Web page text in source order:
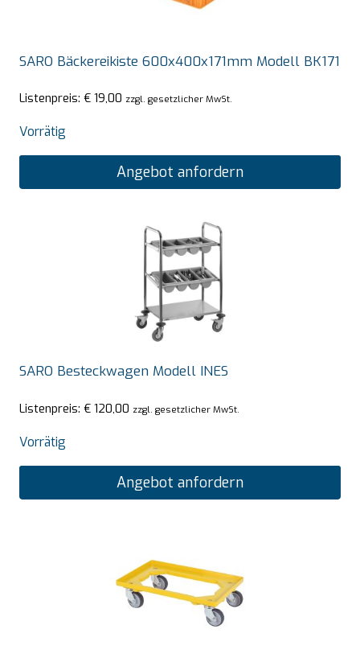
SARO Bäckereikiste 600x400x171mm Modell BK171
Listenpreis: € 19,00 zzgl. gesetzlicher MwSt.
Vorrätig
Angebot anfordern
SARO Besteckwagen Modell INES
Listenpreis: € 120,00 zzgl. gesetzlicher MwSt.
Vorrätig
Angebot anfordern